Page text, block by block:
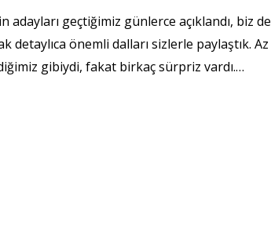
adayları geçtiğimiz günlerce açıklandı, biz de
detaylıca önemli dalları sizlerle paylaştık. Az
gibiydi, fakat birkaç sürpriz vardı.…